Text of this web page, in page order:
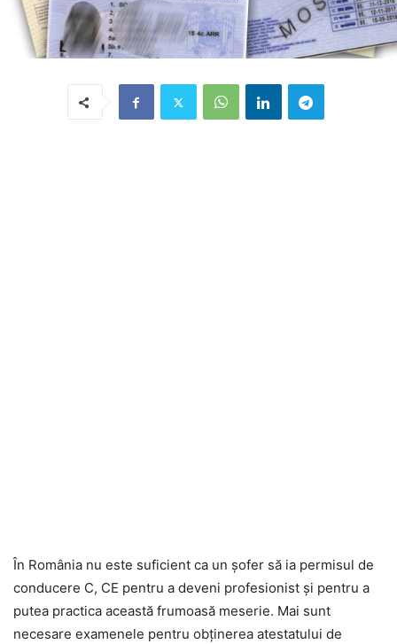
În România nu este suficient ca un șofer să ia permisul de
conducere C, CE pentru a deveni profesionist și pentru a
putea practica această frumoasă meserie. Mai sunt
necesare examenele pentru obținerea atestatului de